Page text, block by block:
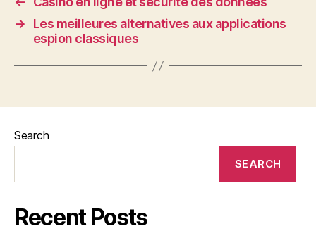
→
Les meilleures alternatives aux applications
espion classiques
Search
SEARCH
Recent Posts